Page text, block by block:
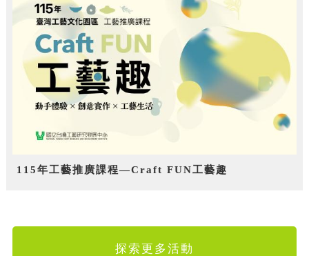
115年工藝推廣課程—Craft FUN工藝趣
探索更多活動